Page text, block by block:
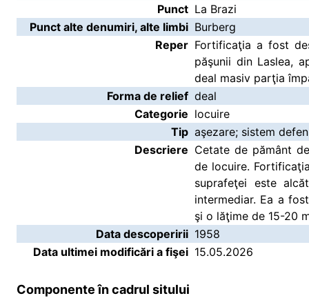
Punct La Brazi
Punct alte denumiri, alte limbi Burberg
Reper Fortificaţia a fost
păşunii din Laslea,
deal masiv parţia
Forma de relief deal
Categorie locuire
Tip aşezare; sistem
Descriere Cetate de pământ
de locuire.
suprafeţei este
intermediar. Ea a
şi o lăţime de 15-20
Data descoperirii 1958
Data ultimei modificări a fişei 15.05.2026
Componente în cadrul sitului